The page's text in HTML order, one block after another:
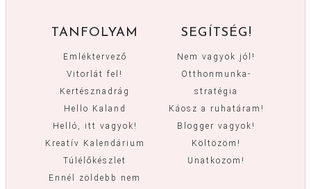
TANFOLYAM
Emléktervező
Vitorlát fel!
Kertésznadrág
Hello Kaland
Helló, itt vagyok!
Kreatív Kalendárium
Túlélőkészlet
Ennél zöldebb nem
SEGÍTSÉG!
Nem vagyok jól!
Otthonmunka-
stratégia
Káosz a ruhatáram!
Blogger vagyok!
Költözöm!
Unatkozom!